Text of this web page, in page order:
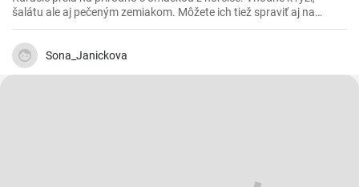
šalátu ale aj pečeným zemiakom. Môžete ich tiež spraviť aj na
spôsob šťavnatých kuracích rezňov - taktiež na prírodno.
Sona_Janickova